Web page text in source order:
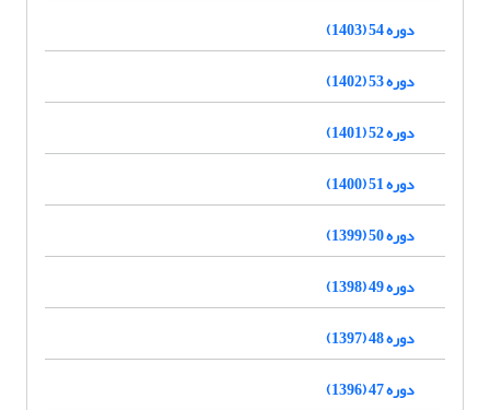
دوره 54 (1403)
دوره 53 (1402)
دوره 52 (1401)
دوره 51 (1400)
دوره 50 (1399)
دوره 49 (1398)
دوره 48 (1397)
دوره 47 (1396)